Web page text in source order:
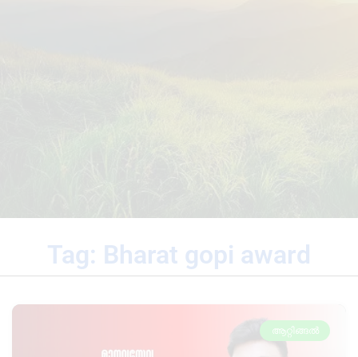
Tag: Bharat gopi award
ആറ്റിങ്ങൽ